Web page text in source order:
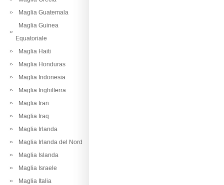
Maglia Guatemala
Maglia Guinea
Equatoriale
Maglia Haiti
Maglia Honduras
Maglia Indonesia
Maglia Inghilterra
Maglia Iran
Maglia Iraq
Maglia Irlanda
Maglia Irlanda del Nord
Maglia Islanda
Maglia Israele
Maglia Italia